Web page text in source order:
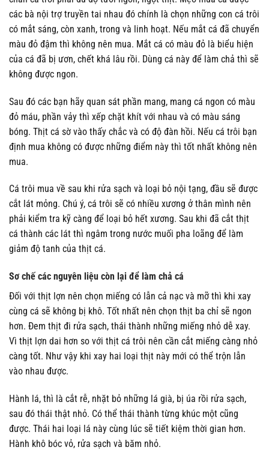
các bà nội trợ truyền tai nhau đó chính là chọn những con cá trôi
có mắt sáng, còn xanh, trong và linh hoạt. Nếu mắt cá đã chuyển
màu đỏ đậm thì không nên mua. Mắt cá có màu đỏ là biểu hiện
của cá đã bị ươn, chết khá lâu rồi. Dùng cá này để làm chả thì sẽ
không được ngon.
Sau đó các bạn hãy quan sát phần mang, mang cá ngon có màu
đỏ máu, phần vảy thì xếp chặt khít với nhau và có màu sáng
bóng. Thịt cá sờ vào thấy chắc và có độ đàn hồi. Nếu cá trôi bạn
định mua không có được những điểm này thì tốt nhất không nên
mua.
Cá trôi mua về sau khi rửa sạch và loại bỏ nội tạng, đầu sẽ được
cắt lát mỏng. Chú ý, cá trôi sẽ có nhiều xương ở thân mình nên
phải kiểm tra kỹ càng để loại bỏ hết xương. Sau khi đã cắt thịt
cá thành các lát thì ngâm trong nước muối pha loãng để làm
giảm độ tanh của thịt cá.
Sơ chế các nguyên liệu còn lại để làm chả cá
Đối với thịt lợn nên chọn miếng có lẫn cả nạc và mỡ thì khi xay
cùng cá sẽ không bị khô. Tốt nhất nên chọn thịt ba chỉ sẽ ngon
hơn. Đem thịt đi rửa sạch, thái thành những miếng nhỏ dễ xay.
Vì thịt lợn dai hơn so với thịt cá trôi nên cần cắt miếng càng nhỏ
càng tốt. Như vậy khi xay hai loại thịt này mới có thể trộn lẫn
vào nhau được.
Hành lá, thì là cắt rễ, nhặt bỏ những lá già, bị úa rồi rửa sạch,
sau đó thái thật nhỏ. Có thể thái thành từng khúc một cũng
được. Thái hai loại lá này cùng lúc sẽ tiết kiệm thời gian hơn.
Hành khô bóc vỏ, rửa sạch và băm nhỏ.